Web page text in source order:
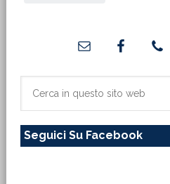
primaria
sito
Seguici Su Facebook